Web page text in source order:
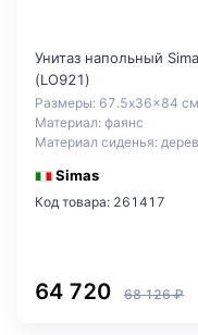
Унитаз напольный
(LO921)
Размеры: 67.5x36x84
Материал: фаянс
Материал сиденья:
Simas
Код товара: 261417
64 720 68 126 ₽